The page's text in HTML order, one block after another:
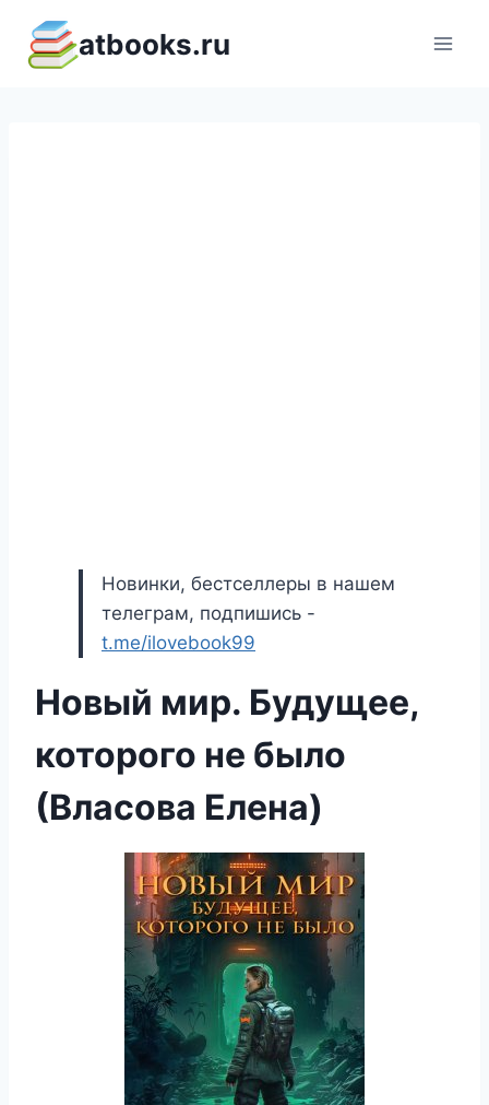
содержимому
atbooks.ru
Новинки, бестселлеры в нашем
телеграм, подпишись -
t.me/ilovebook99
Новый мир. Будущее,
которого не было
(Власова Елена)